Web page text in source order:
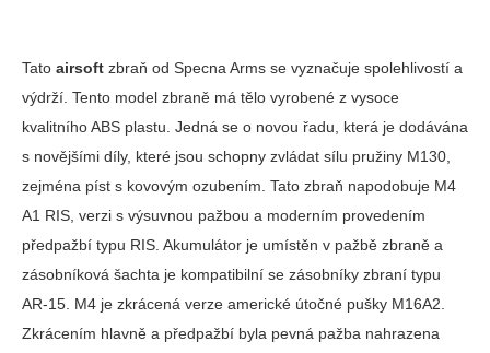
Tato airsoft zbraň od Specna Arms se vyznačuje spolehlivostí a
výdrží. Tento model zbraně má tělo vyrobené z vysoce
kvalitního ABS plastu. Jedná se o novou řadu, která je dodávána
s novějšími díly, které jsou schopny zvládat sílu pružiny M130,
zejména píst s kovovým ozubením. Tato zbraň napodobuje M4
A1 RIS, verzi s výsuvnou pažbou a moderním provedením
předpažbí typu RIS. Akumulátor je umístěn v pažbě zbraně a
zásobníková šachta je kompatibilní se zásobníky zbraní typu
AR-15. M4 je zkrácená verze americké útočné pušky M16A2.
Zkrácením hlavně a předpažbí byla pevná pažba nahrazena